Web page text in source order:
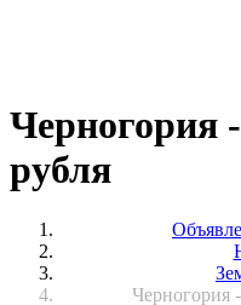
Черногория
рубля
Черногория